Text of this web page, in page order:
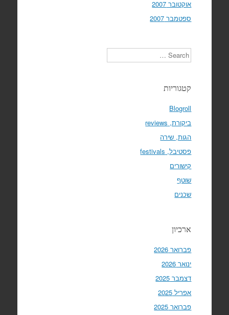
אוקטובר 2007
ספטמבר 2007
Search
קטגוריות
Blogroll
ביקורת, reviews
הגות, שירה
פסטיבל, festivals
קישורים
שוטף
שכנים
ארכיון
פברואר 2026
ינואר 2026
דצמבר 2025
אפריל 2025
פברואר 2025